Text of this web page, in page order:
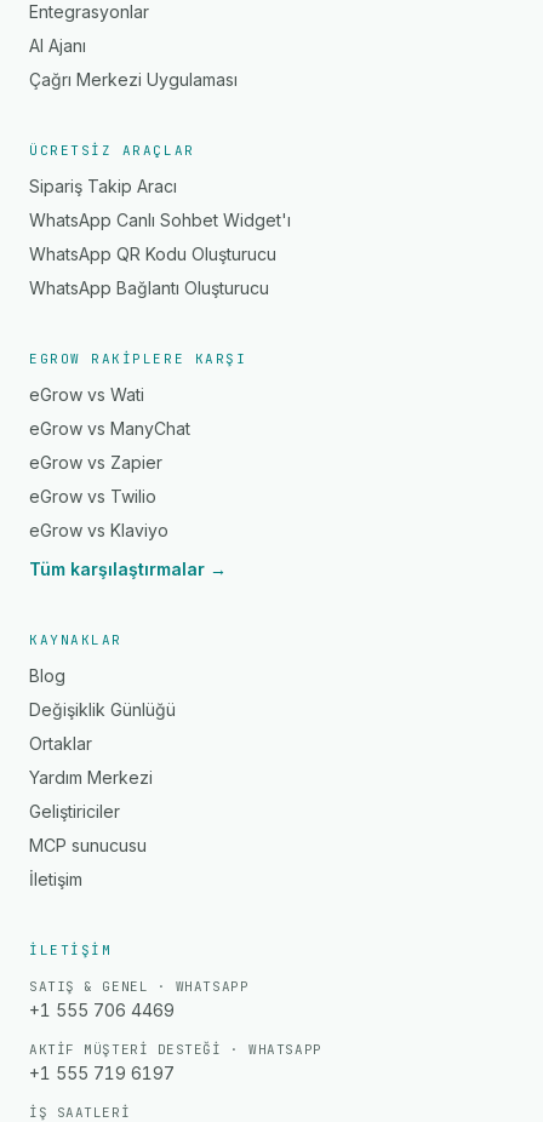
Entegrasyonlar
AI Ajanı
Çağrı Merkezi Uygulaması
ÜCRETSIZ ARAÇLAR
Sipariş Takip Aracı
WhatsApp Canlı Sohbet Widget'ı
WhatsApp QR Kodu Oluşturucu
WhatsApp Bağlantı Oluşturucu
EGROW RAKIPLERE KARŞI
eGrow vs Wati
eGrow vs ManyChat
eGrow vs Zapier
eGrow vs Twilio
eGrow vs Klaviyo
Tüm karşılaştırmalar →
KAYNAKLAR
Blog
Değişiklik Günlüğü
Ortaklar
Yardım Merkezi
Geliştiriciler
MCP sunucusu
İletişim
İLETIŞIM
SATIŞ & GENEL · WHATSAPP
+1 555 706 4469
AKTIF MÜŞTERI DESTEĞI · WHATSAPP
+1 555 719 6197
İŞ SAATLERI